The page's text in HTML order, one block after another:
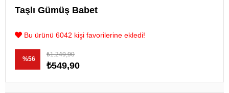
Taşlı Gümüş Babet
Bu ürünü 6042 kişi favorilerine ekledi!
%56
İndirim
₺1.249,90
₺549,90